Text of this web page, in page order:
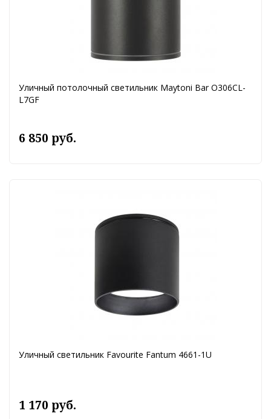
Уличный потолочный светильник Maytoni Bar O306CL-
L7GF
6 850 руб.
Уличный светильник Favourite Fantum 4661-1U
1 170 руб.